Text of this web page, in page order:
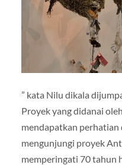
” kata Nilu dikala
Proyek yang didanai
mendapatkan perhatian
mengunjungi proyek
memperingati 70 tahun